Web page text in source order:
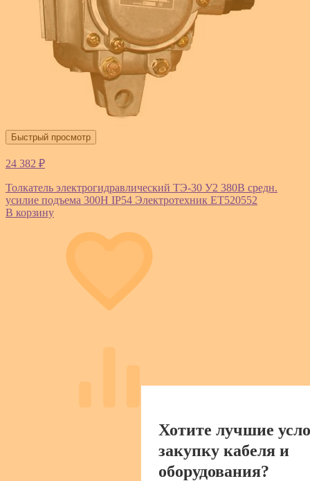
Быстрый просмотр
24 382 ₽
Толкатель электрогидравлический ТЭ-30 У2 380В средн.
усилие подъема 300Н IP54 Электротехник ET520552
В корзину
Хотите лучшие
закупку кабеля и
оборудования?